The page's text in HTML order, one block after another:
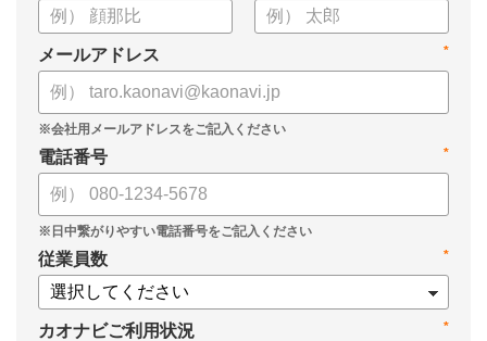
*
メールアドレス
*
電話番号
*
従業員数
*
カオナビご利用状況